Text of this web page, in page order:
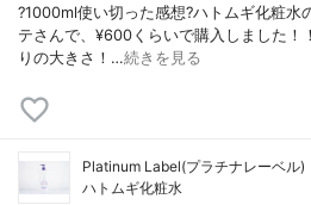
?1000ml使い切った感想?ハトムギ化粧水
テさんで、¥600くらいで購入しました！
りの大きさ！…続きを見る
Platinum Label(プラチナレーベル)
ハトムギ化粧水